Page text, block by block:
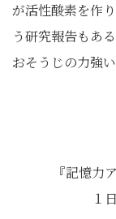
が活性酸素を作
う研究報告もあ
おそうじの力強
『記憶
１